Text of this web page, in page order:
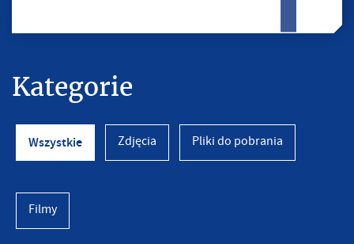
Kategorie
Wszystkie Zdjęcia Pliki do pobrania
Filmy